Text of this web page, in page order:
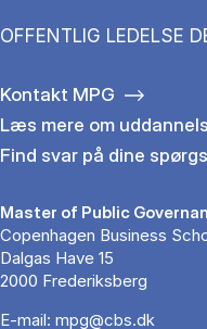
OFFENTLIG LEDELSE
Kontakt MPG
Læs mere om
Find svar på dine
Master of Public
Copenhagen Business
Dalgas Have 15
2000 Frederiksberg
E-mail: mpg@cbs.dk